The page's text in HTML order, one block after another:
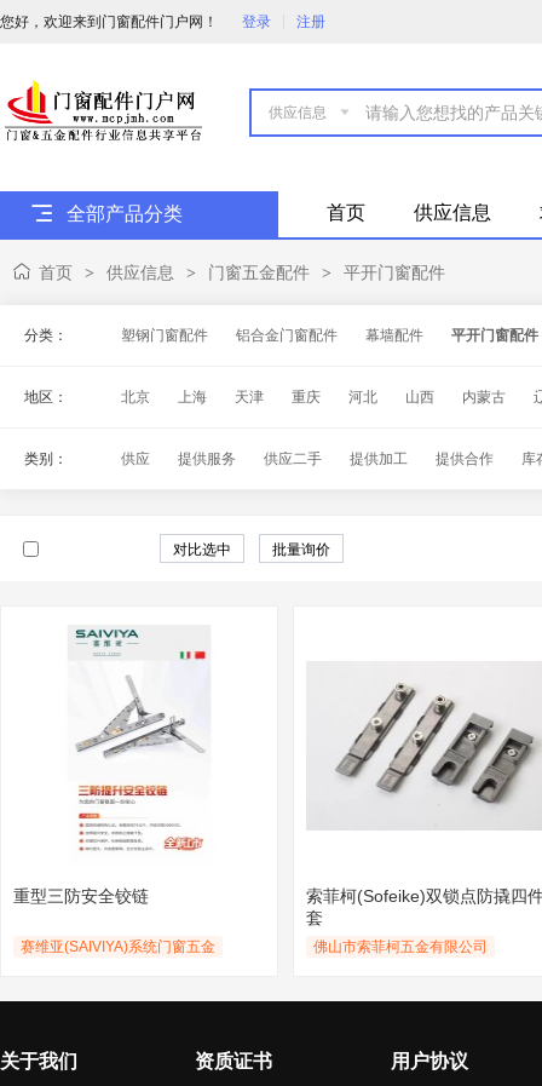
您好，欢迎来到门窗配件门户网！ 登录 注册

全部产品分类 首页 供应信息
首页 > 供应信息 > 门窗五金配件 > 平开门窗配件
分类： 塑钢门窗配件 铝合金门窗配件 幕墙配件 平开门窗配件
地区： 北京 上海 天津 重庆 河北 山西 内蒙古
类别：
供应 提供服务 供应二手 提供加工 提供合作 库
重型三防安全铰链
赛维亚(SAIVIYA)系统门窗五金
索菲柯(Sofeike)双锁点防撬四
套
佛山市索菲柯五金有限公司
关于我们 资质证书 用户协议